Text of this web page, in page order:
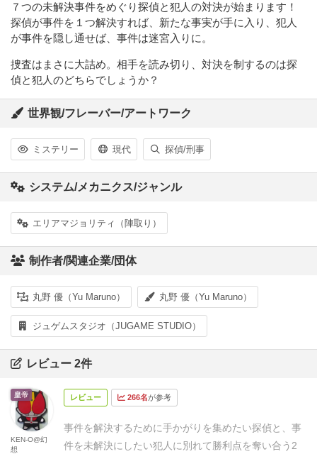
７つの未解決事件をめぐり探偵と犯人の対決が始まります！
探偵が事件を１つ解決すれば、新たな事実が手に入り、犯人
が事件を隠し通せば、事件は迷宮入りに。
捜査はまさに大詰め。相手を読み切り、対決を制するのは探
偵と犯人のどちらでしょうか？
世界観/フレーバー/アートワーク
ミステリー 現代 探偵/刑事
システム/メカニクス/ジャンル
エリアマジョリティ（陣取り）
制作者/関連企業/団体
丸野 優（Yu Maruno） 丸野 優（Yu Maruno）
ジュゲムスタジオ（JUGAME STUDIO）
レビュー 2件
レビュー 266名が参考
事件を解決するために手かがりを集めたい探偵と、事
件を未解決にしたい犯人に別れて勝利点を奪い合う2
皇帝
KEN-O@幻
想